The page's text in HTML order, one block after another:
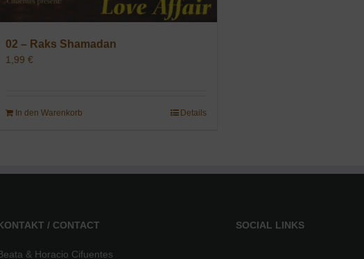
02 – Raks Shamadan
1,99€
In den Warenkorb Details
/ CONTACT
& Horacio Cifuentes
SOCIAL LINKS